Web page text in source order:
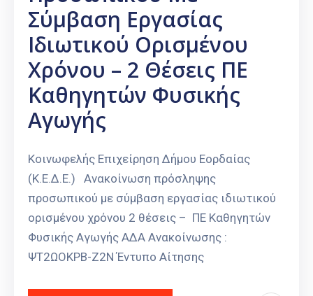
Σύμβαση Εργασίας
Ιδιωτικού Ορισμένου
Χρόνου – 2 Θέσεις ΠΕ
Καθηγητών Φυσικής
Αγωγής
Κοινωφελής Επιχείρηση Δήμου Εορδαίας
(Κ.Ε.Δ.Ε.) Ανακοίνωση πρόσληψης
προσωπικού με σύμβαση εργασίας ιδιωτικού
ορισμένου χρόνου 2 θέσεις – ΠΕ Καθηγητών
Φυσικής Αγωγής ΑΔΑ Ανακοίνωσης :
ΨΤ2ΩΟΚΡΒ-Ζ2Ν Έντυπο Αίτησης